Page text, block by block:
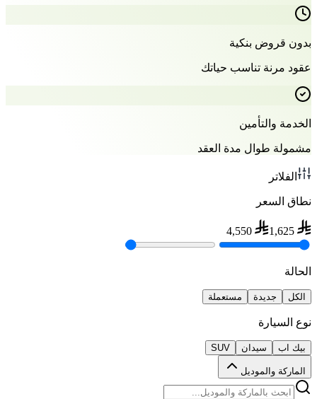
بدون قروض بنكية
عقود مرنة تناسب حياتك
الخدمة والتأمين
مشمولة طوال مدة العقد
الفلاتر
نطاق السعر
1,625
4,550
الحالة
الكل جديدة مستعملة
نوع السيارة
بيك اب سيدان SUV
الماركة والموديل